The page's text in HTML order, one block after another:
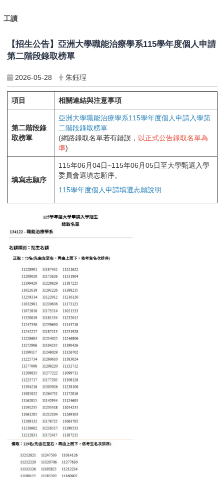
工讀
【招生公告】亞洲大學職能治療學系115學年度個人申請
第二階段錄取榜單
2026-05-28 朱鈺珵
項目 相關連結與注意事項
第二階段錄
取榜單
亞洲大學職能治療學系115學年度個人申請入學第
二階段錄取榜單
(網路錄取名單若有錯誤， 以正式公告錄取名單為
準)
填寫志願序
115年06月04日~115年06月05日至大學甄選入學
委員會選填志願序。
115學年度個人申請填選志願說明